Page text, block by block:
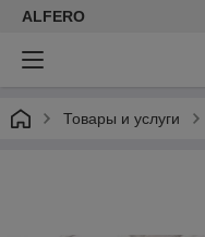
ALFERO
Товары и услуги